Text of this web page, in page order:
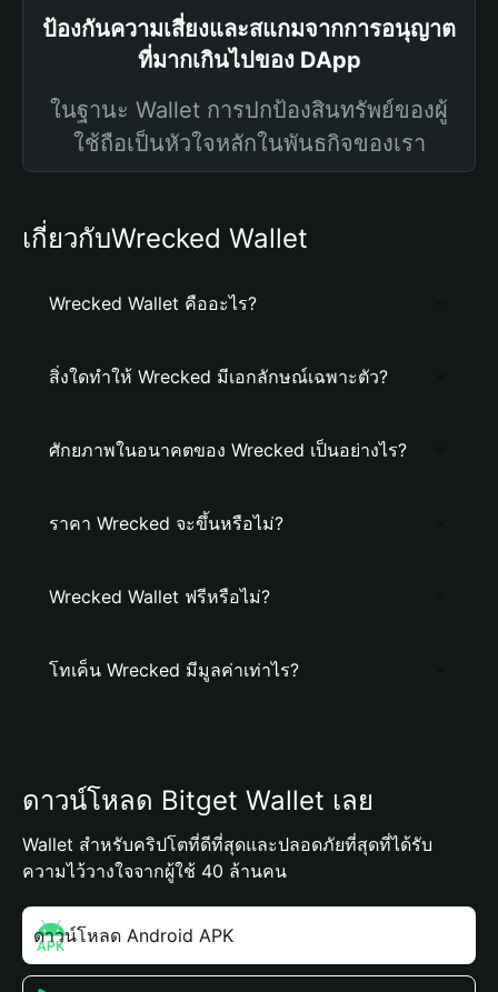
ป้องกันความเสี่ยงและสแกมจากการอนุญาต
ที่มากเกินไปของ DApp
ในฐานะ Wallet การปกป้องสินทรัพย์ของผู้
ใช้ถือเป็นหัวใจหลักในพันธกิจของเรา
เกี่ยวกับWrecked Wallet
Wrecked Wallet คืออะไร?
สิ่งใดทำให้ Wrecked มีเอกลักษณ์เฉพาะตัว?
ศักยภาพในอนาคตของ Wrecked เป็นอย่างไร?
ราคา Wrecked จะขึ้นหรือไม่?
Wrecked Wallet ฟรีหรือไม่?
โทเค็น Wrecked มีมูลค่าเท่าไร?
ดาวน์โหลด Bitget Wallet เลย
Wallet สำหรับคริปโตที่ดีที่สุดและปลอดภัยที่สุดที่ได้รับ
ความไว้วางใจจากผู้ใช้ 40 ล้านคน
ดาวน์โหลด Android APK